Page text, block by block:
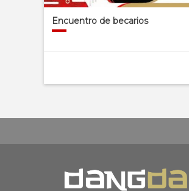
Encuentro de becarios